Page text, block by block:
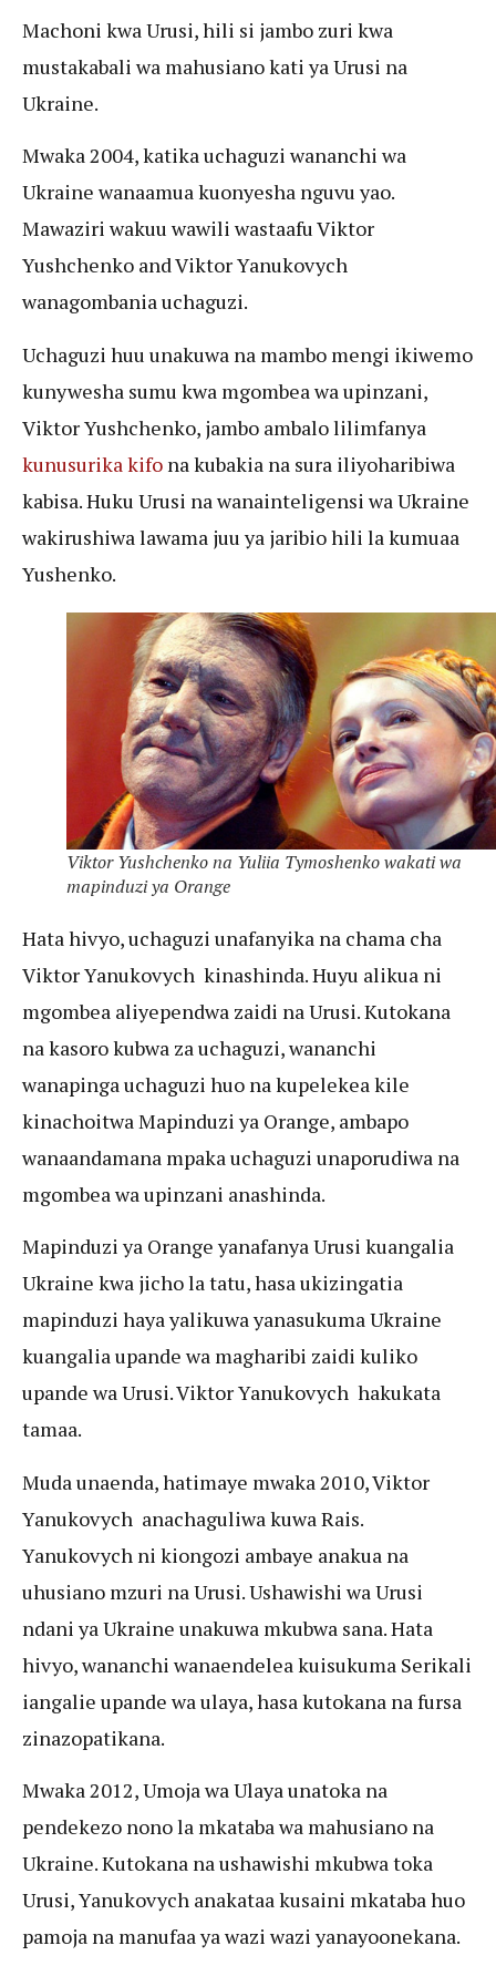
Machoni kwa Urusi, hili si jambo zuri kwa
mustakabali wa mahusiano kati ya Urusi na
Ukraine.
Mwaka 2004, katika uchaguzi wananchi wa
Ukraine wanaamua kuonyesha nguvu yao.
Mawaziri wakuu wawili wastaafu Viktor
Yushchenko and Viktor Yanukovych
wanagombania uchaguzi.
Uchaguzi huu unakuwa na mambo mengi ikiwemo
kunywesha sumu kwa mgombea wa upinzani,
Viktor Yushchenko, jambo ambalo lilimfanya
kunusurika kifo na kubakia na sura iliyoharibiwa
kabisa. Huku Urusi na wanainteligensi wa Ukraine
wakirushiwa lawama juu ya jaribio hili la kumuaa
Yushenko.
Viktor Yushchenko na Yuliia Tymoshenko wakati wa
mapinduzi ya Orange
Hata hivyo, uchaguzi unafanyika na chama cha
Viktor Yanukovych kinashinda. Huyu alikua ni
mgombea aliyependwa zaidi na Urusi. Kutokana
na kasoro kubwa za uchaguzi, wananchi
wanapinga uchaguzi huo na kupelekea kile
kinachoitwa Mapinduzi ya Orange, ambapo
wanaandamana mpaka uchaguzi unaporudiwa na
mgombea wa upinzani anashinda.
Mapinduzi ya Orange yanafanya Urusi kuangalia
Ukraine kwa jicho la tatu, hasa ukizingatia
mapinduzi haya yalikuwa yanasukuma Ukraine
kuangalia upande wa magharibi zaidi kuliko
upande wa Urusi. Viktor Yanukovych hakukata
tamaa.
Muda unaenda, hatimaye mwaka 2010, Viktor
Yanukovych anachaguliwa kuwa Rais.
Yanukovych ni kiongozi ambaye anakua na
uhusiano mzuri na Urusi. Ushawishi wa Urusi
ndani ya Ukraine unakuwa mkubwa sana. Hata
hivyo, wananchi wanaendelea kuisukuma Serikali
iangalie upande wa ulaya, hasa kutokana na fursa
zinazopatikana.
Mwaka 2012, Umoja wa Ulaya unatoka na
pendekezo nono la mkataba wa mahusiano na
Ukraine. Kutokana na ushawishi mkubwa toka
Urusi, Yanukovych anakataa kusaini mkataba huo
pamoja na manufaa ya wazi wazi yanayoonekana.